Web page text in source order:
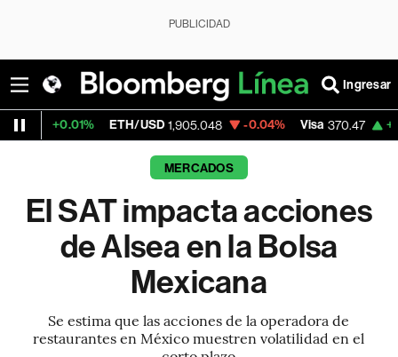
PUBLICIDAD
Ingresar
ETH/USD 1,905.048 -0.04% Visa 370.47 +0.52%
MERCADOS
El SAT impacta acciones
de Alsea en la Bolsa
Mexicana
Se estima que las acciones de la operadora de
restaurantes en México muestren volatilidad en el